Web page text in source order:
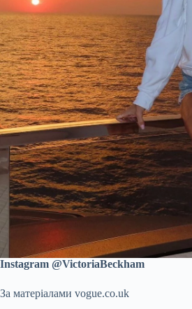
Instagram @VictoriaBeckham
За матеріалами vogue.co.uk